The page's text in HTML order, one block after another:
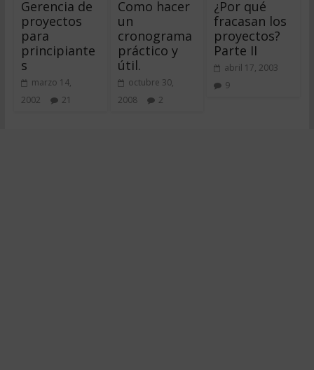
Gerencia de
proyectos
para
principiante
s
marzo 14,
2002
21
Como hacer
un
cronograma
práctico y
útil.
octubre 30,
2008
2
¿Por qué
fracasan los
proyectos?
Parte II
abril 17, 2003
9